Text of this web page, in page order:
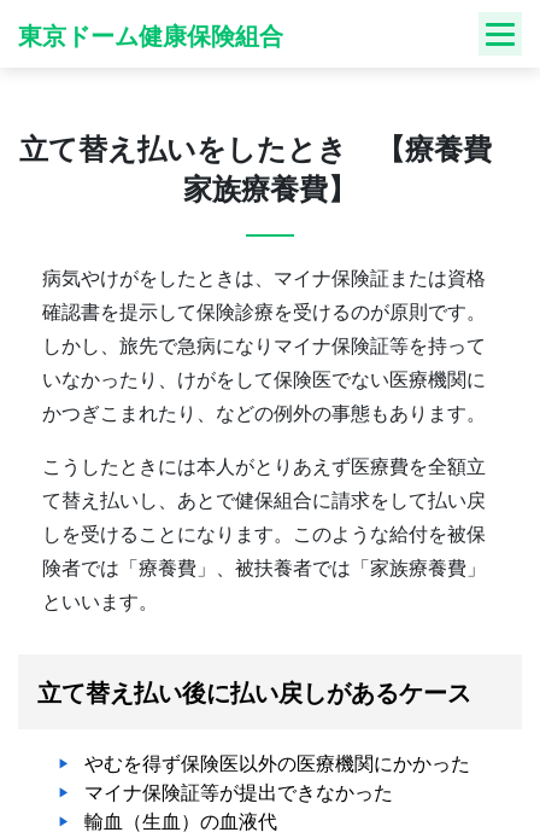
東京ドーム健康保険組合
立て替え払いをしたとき 【療養費
家族療養費】
病気やけがをしたときは、マイナ保険証または資格
確認書を提示して保険診療を受けるのが原則です。
しかし、旅先で急病になりマイナ保険証等を持って
いなかったり、けがをして保険医でない医療機関に
かつぎこまれたり、などの例外の事態もあります。
こうしたときには本人がとりあえず医療費を全額立
て替え払いし、あとで健保組合に請求をして払い戻
しを受けることになります。このような給付を被保
険者では「療養費」、被扶養者では「家族療養費」
といいます。
立て替え払い後に払い戻しがあるケース
やむを得ず保険医以外の医療機関にかかった
マイナ保険証等が提出できなかった
輸血（生血）の血液代